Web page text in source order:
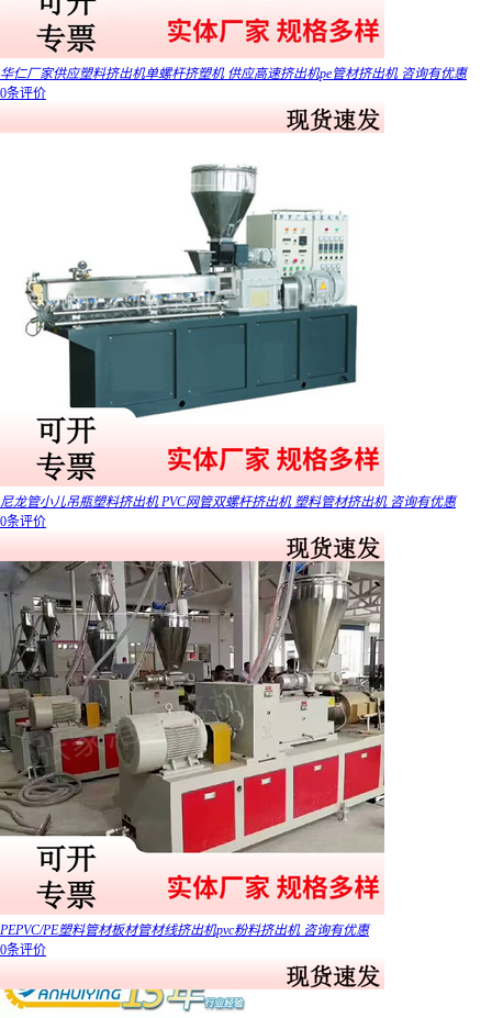
华仁厂家供应塑料挤出机单螺杆挤塑机 供应高速挤出机pe管材挤出机 咨询有优惠
0条评价
尼龙管小儿吊瓶塑料挤出机 PVC网管双螺杆挤出机 塑料管材挤出机 咨询有优惠
0条评价
PEPVC/PE塑料管材板材管材线挤出机pvc粉料挤出机 咨询有优惠
0条评价